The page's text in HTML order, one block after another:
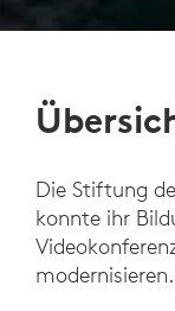
Die Stiftung
konnte ihr
modernisieren.